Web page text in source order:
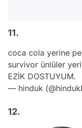
11.
coca cola yerine
survivor ünlüler
EZİK DOSTUYUM.
— hinduk
12.